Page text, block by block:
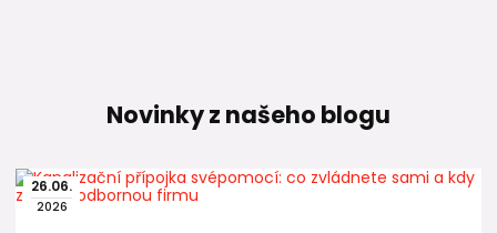
Novinky z našeho blogu
26.06.
2026